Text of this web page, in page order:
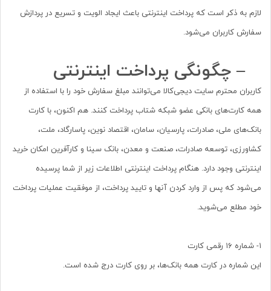
لازم به ذکر است که پرداخت اینترنتی باعث ایجاد الویت و تسریع در پردازش
سفارش کاربران می‌شود.
– چگونگی پرداخت اینترنتی
کاربران محترم سایت دیجی‌کالا می‌توانند مبلغ سفارش خود را با استفاده از
همه کارت‌های بانکی عضو شبکه شتاب پرداخت کنند. هم اکنون، با کارت
بانک‏‌های ملی، صادرات، پارسیان، سامان، اقتصاد نوین، پاسارگاد، ملت،
کشاورزی، توسعه صادرات، صنعت و معدن، بانک سینا و کارآفرین امکان خرید
اینترنتی وجود دارد. هنگام پرداخت اینترنتی اطلاعات زیر از شما پرسیده
می‌شود که پس از وارد کردن آنها و تایید پرداخت، از موفقیت عملیات پرداخت
خود مطلع می‌شوید.
۱- شماره ۱۶ رقمی کارت
این شماره در کارت همه بانک‏‌ها، بر روی کارت درج شده است.